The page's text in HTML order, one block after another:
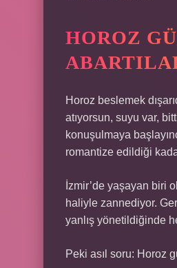
HOROZ
Horoz beslemek
atıyorsun, suyu var,
konuşulmaya
romantize edildiği
İzmir’de yaşayan biri
haliyle zannediyor.
yanlış yönetildiğinde
Peki asıl soru: Horoz